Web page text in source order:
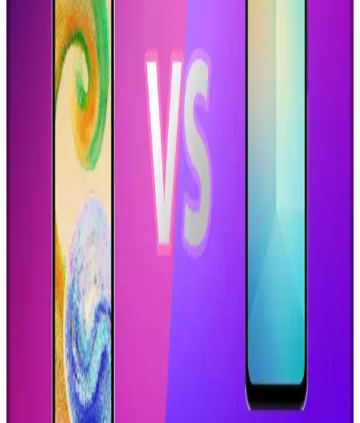
Geleceğin telefonları, yapay zeka, katlanabilir ekranlar ve gelişmiş
sensörlerle donatılarak, kullanıcı deneyimini ve yaşam kalitesini
iPhone 11'in Boyutları ve Kullanıcı Deneyimine
Etkileri Üzerine Analiz
iPhone 11'in boyutları, kullanım kolaylığı ve taşınabilirlik açısından
önemli rol oynar. Hafif ve ince yapısı, ergonomik tasarımıyla
kullanıcı deneyimini artırır.
Akıllı Telefonlar ve Migros Entegrasyonu Güncel
Trendler ve Özellikler
Güncel telefon modelleri ve Migros entegrasyonları, alışverişi
hızlandırıyor, pratik hale getiriyor ve teknolojik gelişmelerle
zenginleştiriyor.
Samsung'un Kullanışlı ve Dayanıklı Akıllı Telefon
Modelleri ve Özellikleri
Samsung'un çeşitli modelleri yüksek performans, dayanıklılık ve
kullanıcı dostu özellikleriyle öne çıkıyor. Geniş ürün yelpazesi
sayesinde her ihtiyaca uygun akıllı telefonlar sunuyor.
Xiaomi'nin En Büyük Ekranlı Telefonları: Teknik
Özellikler ve Kullanıcı Deneyimleri